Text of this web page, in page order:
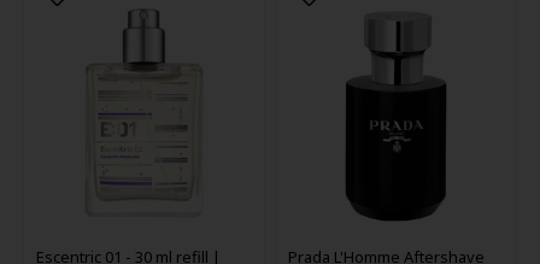
Escentric 01 - 30 ml refill |
Prada L'Homme Aftershave